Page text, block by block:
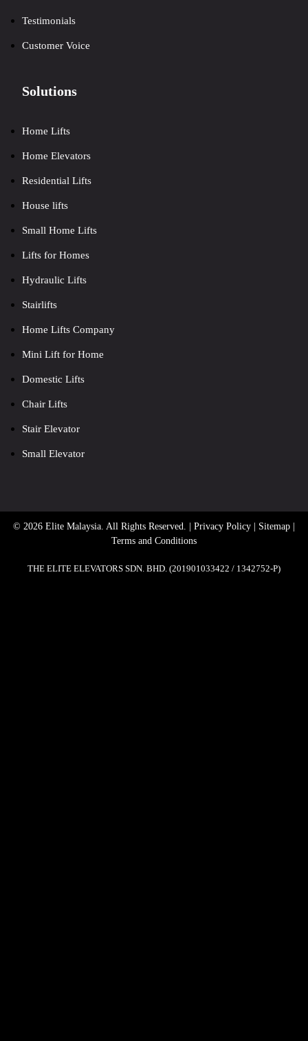
Testimonials
Customer Voice
Solutions
Home Lifts
Home Elevators
Residential Lifts
House lifts
Small Home Lifts
Lifts for Homes
Hydraulic Lifts
Stairlifts
Home Lifts Company
Mini Lift for Home
Domestic Lifts
Chair Lifts
Stair Elevator
Small Elevator
© 2026 Elite Malaysia. All Rights Reserved. | Privacy Policy Sitemap
Terms and Conditions
THE ELITE ELEVATORS SDN. BHD. (201901033422 / 1342752-P)